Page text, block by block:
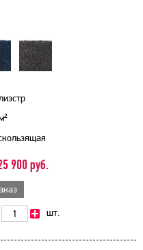
900 руб.
шт.